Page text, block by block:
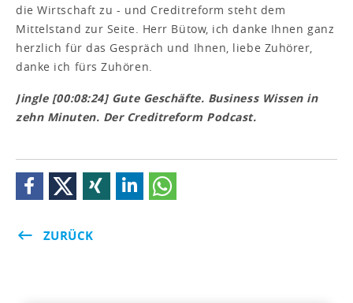
die Wirtschaft zu - und Creditreform steht dem
Mittelstand zur Seite. Herr Bütow, ich danke Ihnen ganz
herzlich für das Gespräch und Ihnen, liebe Zuhörer,
danke ich fürs Zuhören.
Jingle [00:08:24] Gute Geschäfte. Business Wissen in
zehn Minuten. Der Creditreform Podcast.
ZURÜCK